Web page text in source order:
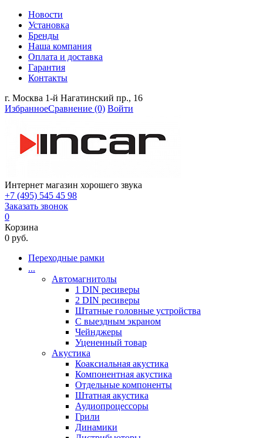
Новости
Установка
Бренды
Наша компания
Оплата и доставка
Гарантия
Контакты
г. Москва 1-й Нагатинский пр., 16
ИзбранноеСравнение (0) Войти
Интернет магазин хорошего звука
+7 (495) 545 45 98
Заказать звонок
0
Корзина
0 руб.
Переходные рамки
...
Автомагнитолы
1 DIN ресиверы
2 DIN ресиверы
Штатные головные устройства
С выездным экраном
Чейнджеры
Уцененный товар
Акустика
Коаксиальная акустика
Компонентная акустика
Отдельные компоненты
Штатная акустика
Аудиопроцессоры
Грили
Динамики